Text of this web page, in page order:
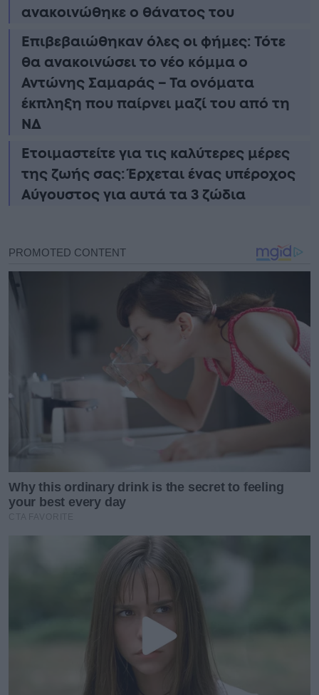
ανακοινώθηκε ο θάνατος του
Επιβεβαιώθηκαν όλες οι φήμες: Τότε
θα ανακοινώσει το νέο κόμμα ο
Αντώνης Σαμαράς – Τα ονόματα
έκπληξη που παίρνει μαζί του από τη
ΝΔ
Ετοιμαστείτε για τις καλύτερες μέρες
της ζωής σας: Έρχεται ένας υπέροχος
Αύγουστος για αυτά τα 3 ζώδια